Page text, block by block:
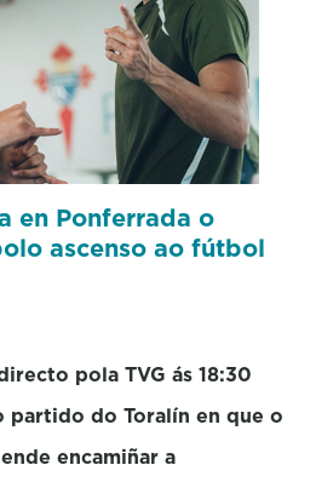
en Ponferrada o
ascenso ao fútbol
pola TVG ás 18:30
partido do Toralín en que o
encamiñar a